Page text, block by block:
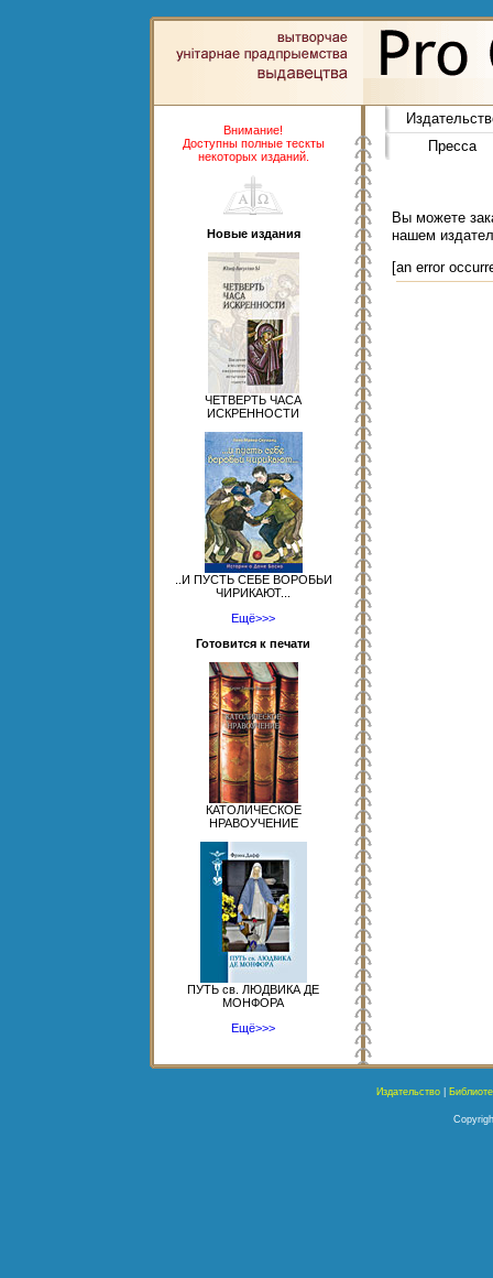
Внимание!
Доступны полные тескты
некоторых изданий.
Новые издания
ЧЕТВЕРТЬ ЧАСА
ИСКРЕННОСТИ
..И ПУСТЬ СЕБЕ ВОРОБЬИ
ЧИРИКАЮТ...
Ещё>>>
Готовится к печати
КАТОЛИЧЕСКОЕ
НРАВОУЧЕНИЕ
ПУТЬ св. ЛЮДВИКА ДЕ
МОНФОРА
Ещё>>>
Пресса
Вы можете
нашем
[an error
Издательство|